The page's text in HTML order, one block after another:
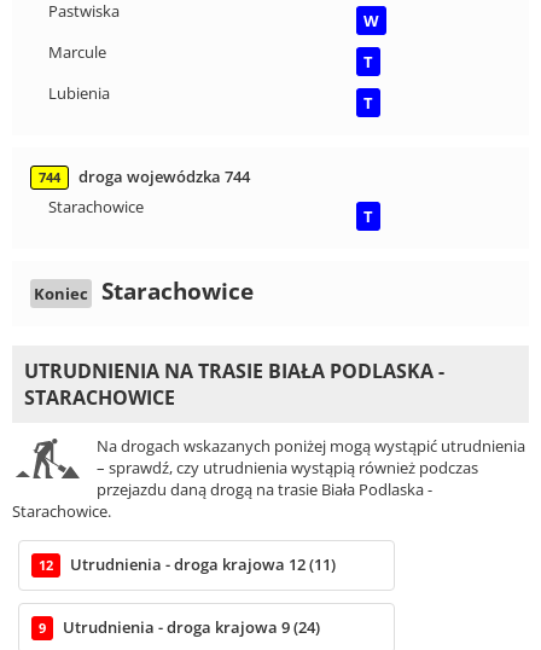
Pastwiska
W
Marcule
T
Lubienia
T
744
droga wojewódzka 744
Starachowice
T
Koniec Starachowice
UTRUDNIENIA NA TRASIE BIAŁA PODLASKA -
STARACHOWICE
Na drogach wskazanych poniżej mogą wystąpić utrudnienia
– sprawdź, czy utrudnienia wystąpią również podczas
przejazdu daną drogą na trasie Biała Podlaska -
Starachowice.
12 Utrudnienia - droga krajowa 12 (11)
9 Utrudnienia - droga krajowa 9 (24)